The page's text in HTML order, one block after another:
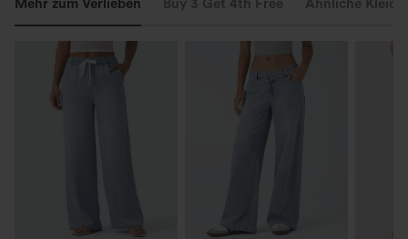
Mehr zum Verlieben Buy 3 Get 4th Free Ähnliche